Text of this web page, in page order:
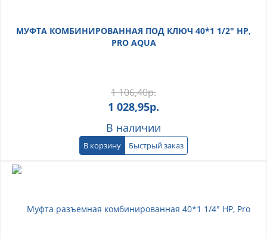
МУФТА КОМБИНИРОВАННАЯ ПОД КЛЮЧ 40*1 1/2" НР,
PRO AQUA
1 106,40р.
1 028,95р.
В наличии
В корзину Быстрый заказ